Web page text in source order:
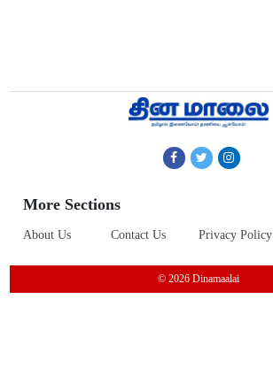
More Sections
About Us Contact Us Privacy Policy
© 2026 Dinamaalai